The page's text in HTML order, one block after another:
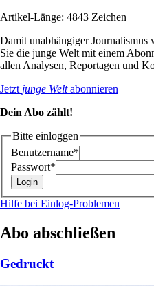
Artikel-Länge: 4843 Zeichen
Damit unabhängiger
Sie die junge Welt mit einem
allen Analysen, Reportagen und
Jetzt junge Weltabonnieren
Dein Abo zählt!
Bitte einloggen
Benutzername*
Passwort*
Hilfe bei Einlog-Problemen
Abo abschließen
Gedruckt